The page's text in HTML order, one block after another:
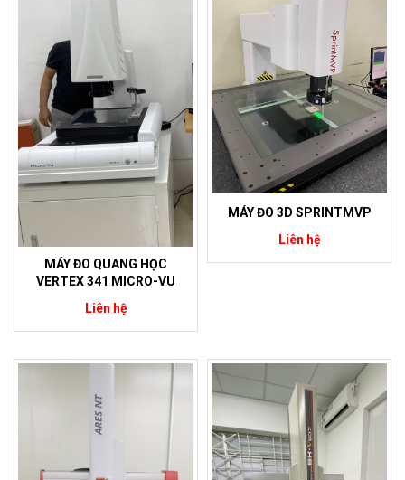
MÁY ĐO QUANG HỌC
VERTEX 341 MICRO-VU
Liên hệ
MÁY ĐO 3D SPRINTMVP
Liên hệ